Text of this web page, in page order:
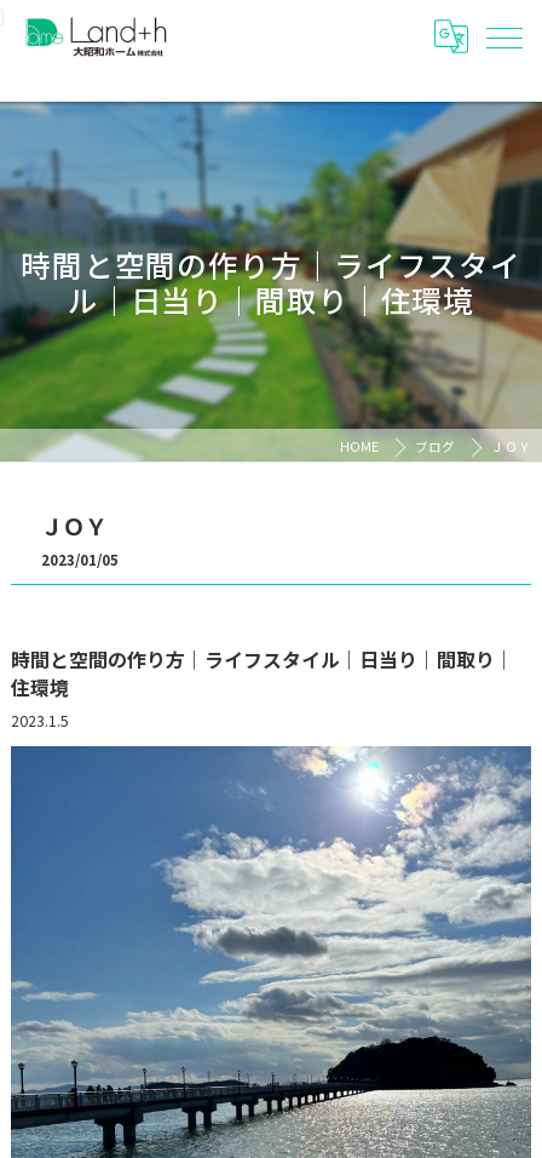
時間と空間の作り方｜ライフスタイ
ル｜日当り｜間取り｜住環境
HOME ブログ ＪＯＹ
ＪＯＹ
2023/01/05
時間と空間の作り方｜ライフスタイル｜日当り｜間取り｜
住環境
2023.1.5